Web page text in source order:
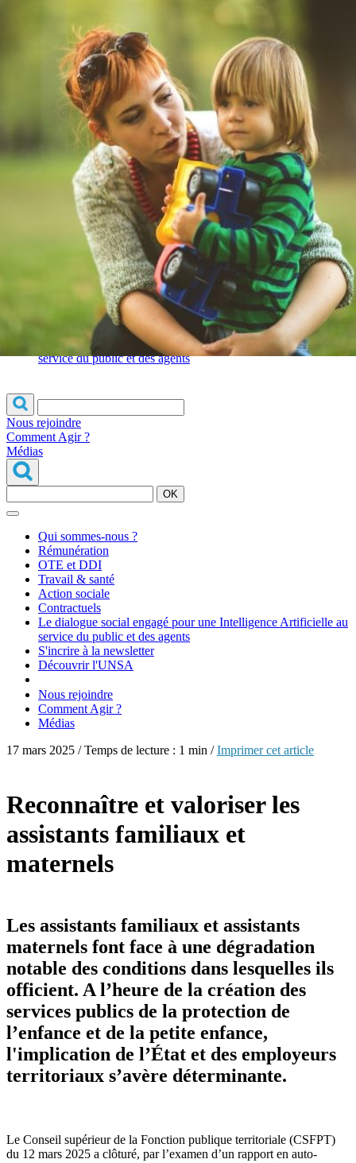
sommes-
S'inscrire à
la
newsletter
Découvrir
l'UNSA
Rémunération
OTE et DDI
Travail & santé
Action sociale
Contractuels
Le dialogue social engagé pour une Intelligence Artificielle au
service du public et des agents
Nous rejoindre
Comment Agir ?
Médias
OK
Qui sommes-nous ?
Rémunération
OTE et DDI
Travail & santé
Action sociale
Contractuels
Le dialogue social engagé pour une Intelligence Artificielle au
service du public et des agents
S'incrire à la newsletter
Découvrir l'UNSA
Nous rejoindre
Comment Agir ?
Médias
17 mars 2025 / Temps de lecture : 1 min /Imprimer cet article
Reconnaître et valoriser les
assistants familiaux et
maternels
Les assistants familiaux et assistants
maternels font face à une dégradation
notable des conditions dans lesquelles ils
officient. A l’heure de la création des
services publics de la protection de
l’enfance et de la petite enfance,
l'implication de l’État et des employeurs
territoriaux s’avère déterminante.
Le Conseil supérieur de la Fonction publique territoriale (CSFPT)
du 12 mars 2025 a clôturé, par l’examen d’un rapport en auto-